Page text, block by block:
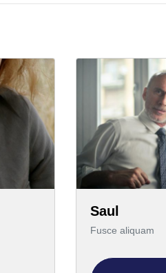
Saul
Fusce aliquam